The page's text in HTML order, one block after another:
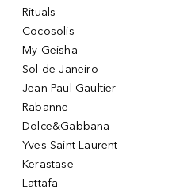
Rituals
Cocosolis
My Geisha
Sol de Janeiro
Jean Paul Gaultier
Rabanne
Dolce&Gabbana
Yves Saint Laurent
Kerastase
Lattafa